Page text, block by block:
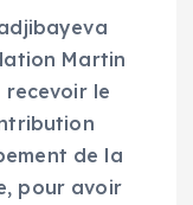
Martin
recevoir le
de la
pour avoir